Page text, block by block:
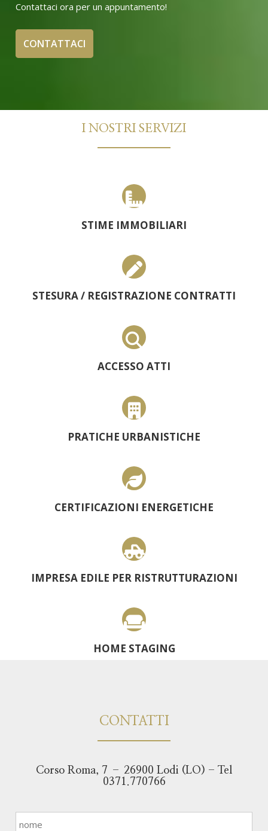
Contattaci ora per un appuntamento!
CONTATTACI
I NOSTRI SERVIZI
STIME IMMOBILIARI
STESURA / REGISTRAZIONE CONTRATTI
ACCESSO ATTI
PRATICHE URBANISTICHE
CERTIFICAZIONI ENERGETICHE
IMPRESA EDILE PER RISTRUTTURAZIONI
HOME STAGING
CONTATTI
Corso Roma, 7 – 26900 Lodi (LO) - Tel
0371.770766